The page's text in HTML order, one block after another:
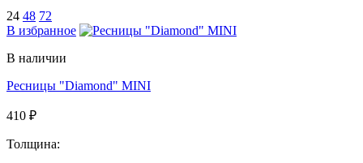
24 48 72
В избранное
В наличии
Ресницы "Diamond" MINI
410 ₽
Толщина: